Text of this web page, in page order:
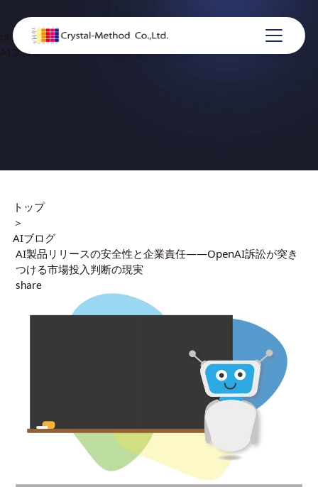
blog
AIブログ
トップ
＞
AIブログ
AI製品リリースの安全性と企業責任——OpenAI訴訟が突き
つける市場投入判断の現実
share